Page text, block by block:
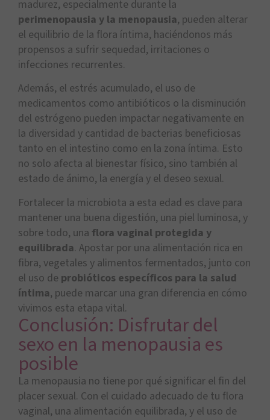
madurez, especialmente durante la
perimenopausia y la menopausia, pueden alterar
el equilibrio de la flora íntima, haciéndonos más
propensos a sufrir sequedad, irritaciones o
infecciones recurrentes.
Además, el estrés acumulado, el uso de
medicamentos como antibióticos o la disminución
del estrógeno pueden impactar negativamente en
la diversidad y cantidad de bacterias beneficiosas
tanto en el intestino como en la zona íntima. Esto
no solo afecta al bienestar físico, sino también al
estado de ánimo, la energía y el deseo sexual.
Fortalecer la microbiota a esta edad es clave para
mantener una buena digestión, una piel luminosa, y
sobre todo, una flora vaginal protegida y
equilibrada. Apostar por una alimentación rica en
fibra, vegetales y alimentos fermentados, junto con
el uso de probióticos específicos para la salud
íntima, puede marcar una gran diferencia en cómo
vivimos esta etapa vital.
Conclusión: Disfrutar del
sexo en la menopausia es
posible
La menopausia no tiene por qué significar el fin del
placer sexual. Con el cuidado adecuado de tu flora
vaginal, una alimentación equilibrada, y el uso de